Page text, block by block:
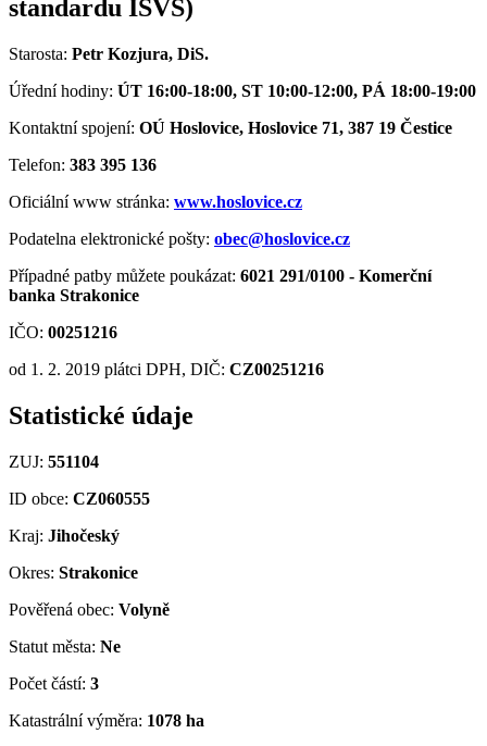
standardu ISVS)
Starosta: Petr Kozjura, DiS.
Úřední hodiny: ÚT 16:00-18:00, ST 10:00-12:00, PÁ 18:00-19:00
Kontaktní spojení: OÚ Hoslovice, Hoslovice 71, 387 19 Čestice
Telefon: 383 395 136
Oficiální www stránka: www.hoslovice.cz
Podatelna elektronické pošty: obec@hoslovice.cz
Případné patby můžete poukázat: 6021 291/0100 - Komerční
banka Strakonice
IČO: 00251216
od 1. 2. 2019 plátci DPH, DIČ: CZ00251216
Statistické údaje
ZUJ: 551104
ID obce: CZ060555
Kraj: Jihočeský
Okres: Strakonice
Pověřená obec: Volyně
Statut města: Ne
Počet částí: 3
Katastrální výměra: 1078 ha